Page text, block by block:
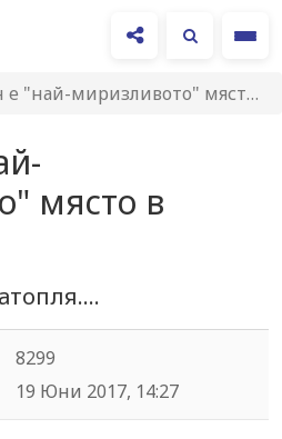
миризливото" място в страната
място в
8299
19 Юни 2017, 14:27